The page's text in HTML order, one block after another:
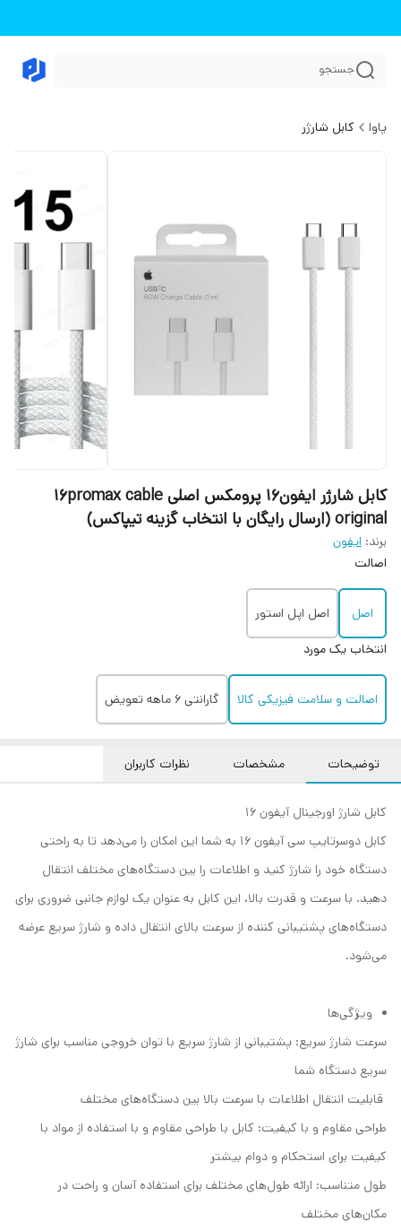
جستجو
پاوا کابل شارژر
کابل شارژر ایفون16 پرومکس اصلی 16promax cable
original (ارسال رایگان با انتخاب گزینه تیپاکس)
برند: ایفون
اصالت
اصل
اصل اپل استور
انتخاب یک مورد
اصالت و سلامت فیزیکی کالا گارانتی 6 ماهه تعویض
توضیحات مشخصات نظرات کاربران
کابل شارژ اورجینال آیفون 16
کابل دوسرتایپ سی آیفون 16 به شما این امکان را می‌دهد تا به راحتی
دستگاه خود را شارژ کنید و اطلاعات را بین دستگاه‌های مختلف انتقال
دهید. با سرعت و قدرت بالا، این کابل به عنوان یک لوازم جانبی ضروری برای
دستگاه‌های پشتیبانی کننده از سرعت بالای انتقال داده و شارژ سریع عرضه
می‌شود.
ویژگی‌ها
سرعت شارژ سریع: پشتیبانی از شارژ سریع با توان خروجی مناسب برای شارژ
سریع دستگاه شما
قابلیت انتقال اطلاعات با سرعت بالا بین دستگاه‌های مختلف
طراحی مقاوم و با کیفیت: کابل با طراحی مقاوم و با استفاده از مواد با
کیفیت برای استحکام و دوام بیشتر
طول متناسب: ارائه طول‌های مختلف برای استفاده آسان و راحت در
مکان‌های مختلف